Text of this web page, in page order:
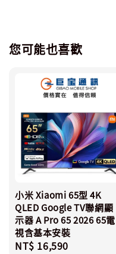
您可能也喜歡
小米 Xiaomi 65型 4K
QLED Google TV聯網顯
示器 A Pro 65 2026 65電
視含基本安裝
Regular
NT$ 16,590